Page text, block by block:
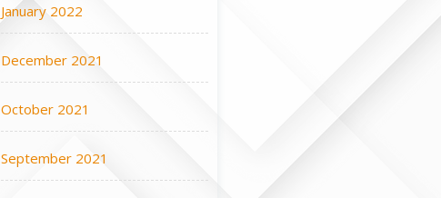
January 2022
December 2021
October 2021
September 2021